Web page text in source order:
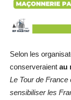
Selon les
conserveraient au
Le Tour de
sensibiliser les